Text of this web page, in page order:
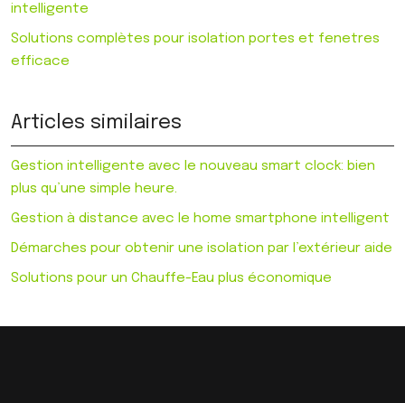
intelligente
Solutions complètes pour isolation portes et fenetres
efficace
Articles similaires
Gestion intelligente avec le nouveau smart clock: bien
plus qu’une simple heure.
Gestion à distance avec le home smartphone intelligent
Démarches pour obtenir une isolation par l’extérieur aide
Solutions pour un Chauffe-Eau plus économique